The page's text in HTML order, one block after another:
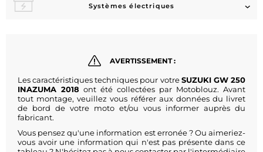
Systèmes électriques
AVERTISSEMENT :
Les caractéristiques techniques pour votreSUZUKI GW 250
INAZUMA 2018 ont été collectées par Motoblouz. Avant
tout montage, veuillez vous référer aux données du livret
de bord de votre moto et/ou vous informer auprès du
fabricant.
Vous pensez qu'une information est erronée ? Ou aimeriez-
vous avoir une information qui n'est pas présente dans ce